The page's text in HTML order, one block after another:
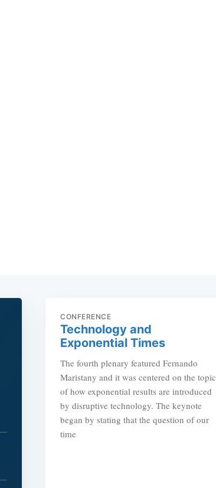
CONFERENCE
Technology and
Exponential Times
The fourth plenary featured Fernando
Maristany and it was centered on the topic
of how exponential results are introduced
by disruptive technology. The keynote
began by stating that the question of our
time